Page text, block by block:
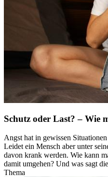
Schutz oder Last? – Wie
Angst hat in gewissen
Leidet ein Mensch aber unter
davon krank werden. Wie kann
damit umgehen? Und was sagt
Thema